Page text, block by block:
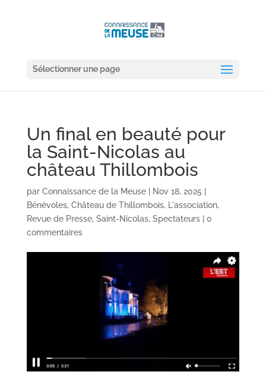
Sélectionner une page
Un final en beauté pour
la Saint-Nicolas au
château Thillombois
par Connaissance de la Meuse| Nov 18, 2025
Bénévoles, Château de Thillombois, L'association,
Revue de Presse, Saint-Nicolas, Spectateurs| 0
commentaires